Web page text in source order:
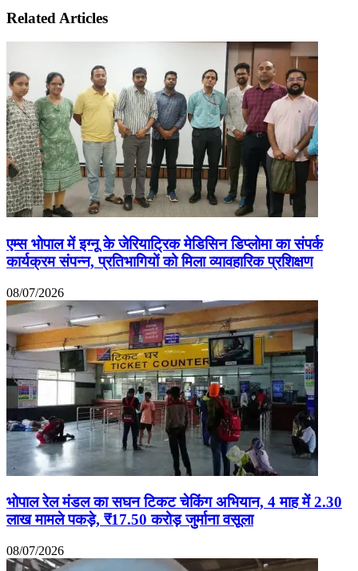
Related Articles
एम्स भोपाल में इग्नू के जेरियाट्रिक मेडिसिन डिप्लोमा का संपर्क
कार्यक्रम संपन्न, प्रतिभागियों को मिला व्यावहारिक प्रशिक्षण
08/07/2026
भोपाल रेल मंडल का सघन टिकट चेकिंग अभियान, 4 माह में 2.30
लाख मामले पकड़े, ₹17.50 करोड़ जुर्माना वसूला
08/07/2026